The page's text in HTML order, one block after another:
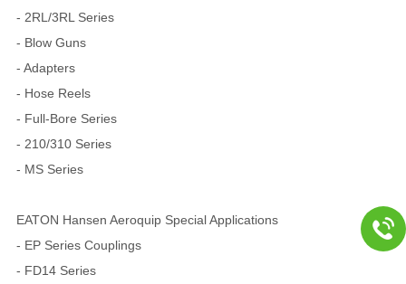
- 2RL/3RL Series
- Blow Guns
- Adapters
- Hose Reels
- Full-Bore Series
- 210/310 Series
- MS Series
EATON Hansen Aeroquip Special Applications
- EP Series Couplings
- FD14 Series